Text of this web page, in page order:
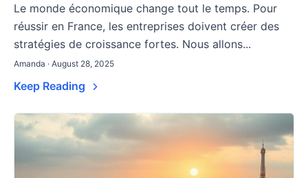
Le monde économique change tout le temps. Pour
réussir en France, les entreprises doivent créer des
stratégies de croissance fortes. Nous allons...
Amanda · August 28, 2025
Keep Reading